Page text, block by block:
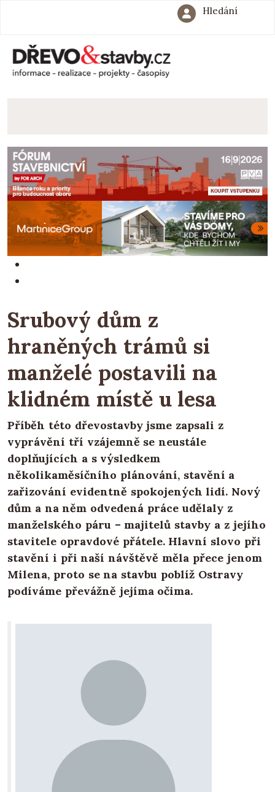
Hledání
Srubový dům z
hraněných trámů si
manželé postavili na
klidném místě u lesa
Příběh této dřevostavby jsme zapsali z
vyprávění tří vzájemně se neustále
doplňujících a s výsledkem
několikaměsíčního plánování, stavění a
zařizování evidentně spokojených lidí. Nový
dům a na něm odvedená práce udělaly z
manželského páru – majitelů stavby a z jejího
stavitele opravdové přátele. Hlavní slovo při
stavění i při naší návštěvě měla přece jenom
Milena, proto se na stavbu poblíž Ostravy
podíváme převážně jejíma očima.